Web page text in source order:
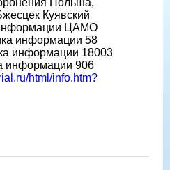
Польша,
Куявский
ЦАМО
информации 58
информации 18003
информации 906
html/info.htm?